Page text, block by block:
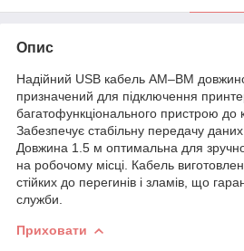
Опис
Надійний USB кабель AM–BM
призначений для підключення
багатофункціонального пристрою до
Забезпечує стабільну передачу
Довжина 1.5 м оптимальна для
на робочому місці. Кабель
стійких до перегинів і зламів, що
служби.
Приховати